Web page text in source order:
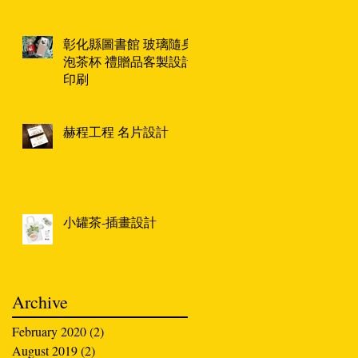
彰化縣圖書館 玻璃隨身
泡茶杯 禮贈品客製設計
印刷
赫程工程 名片設計
小罐茶-插畫設計
Archive
February 2020(2)
August 2019(2)